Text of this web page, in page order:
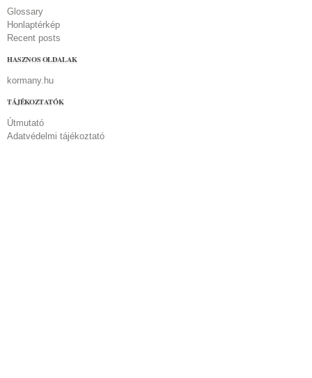
Glossary
Honlaptérkép
Recent posts
HASZNOS OLDALAK
kormany.hu
TÁJÉKOZTATÓK
Útmutató
Adatvédelmi tájékoztató